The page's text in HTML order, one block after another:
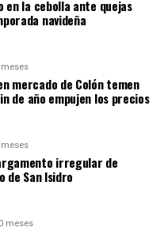
en la cebolla ante quejas
navideña
meses
mercado de Colón temen
de año empujen los precios
meses
irregular de
de San Isidro
meses